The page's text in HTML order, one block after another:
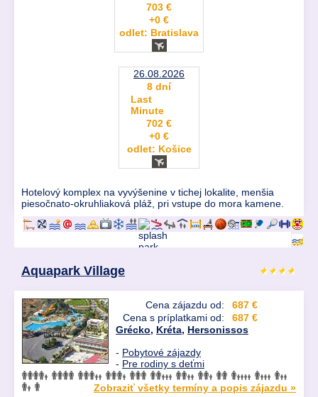
703 €
+0 €
odlet: Bratislava
26.08.2026
8 dní
Last
Minute
702 €
+0 €
odlet: Košice
Hotelový komplex na vyvýšenine v tichej lokalite, menšia
piesočnato-okruhliaková pláž, pri vstupe do mora kamene.
Aquapark Village
Cena zájazdu od:
687 €
Cena s príplatkami od:
687 €
Grécko, Kréta, Hersonissos
- Pobytové zájazdy
- Pre rodiny s deťmi
Zobraziť všetky termíny a popis zájazdu »